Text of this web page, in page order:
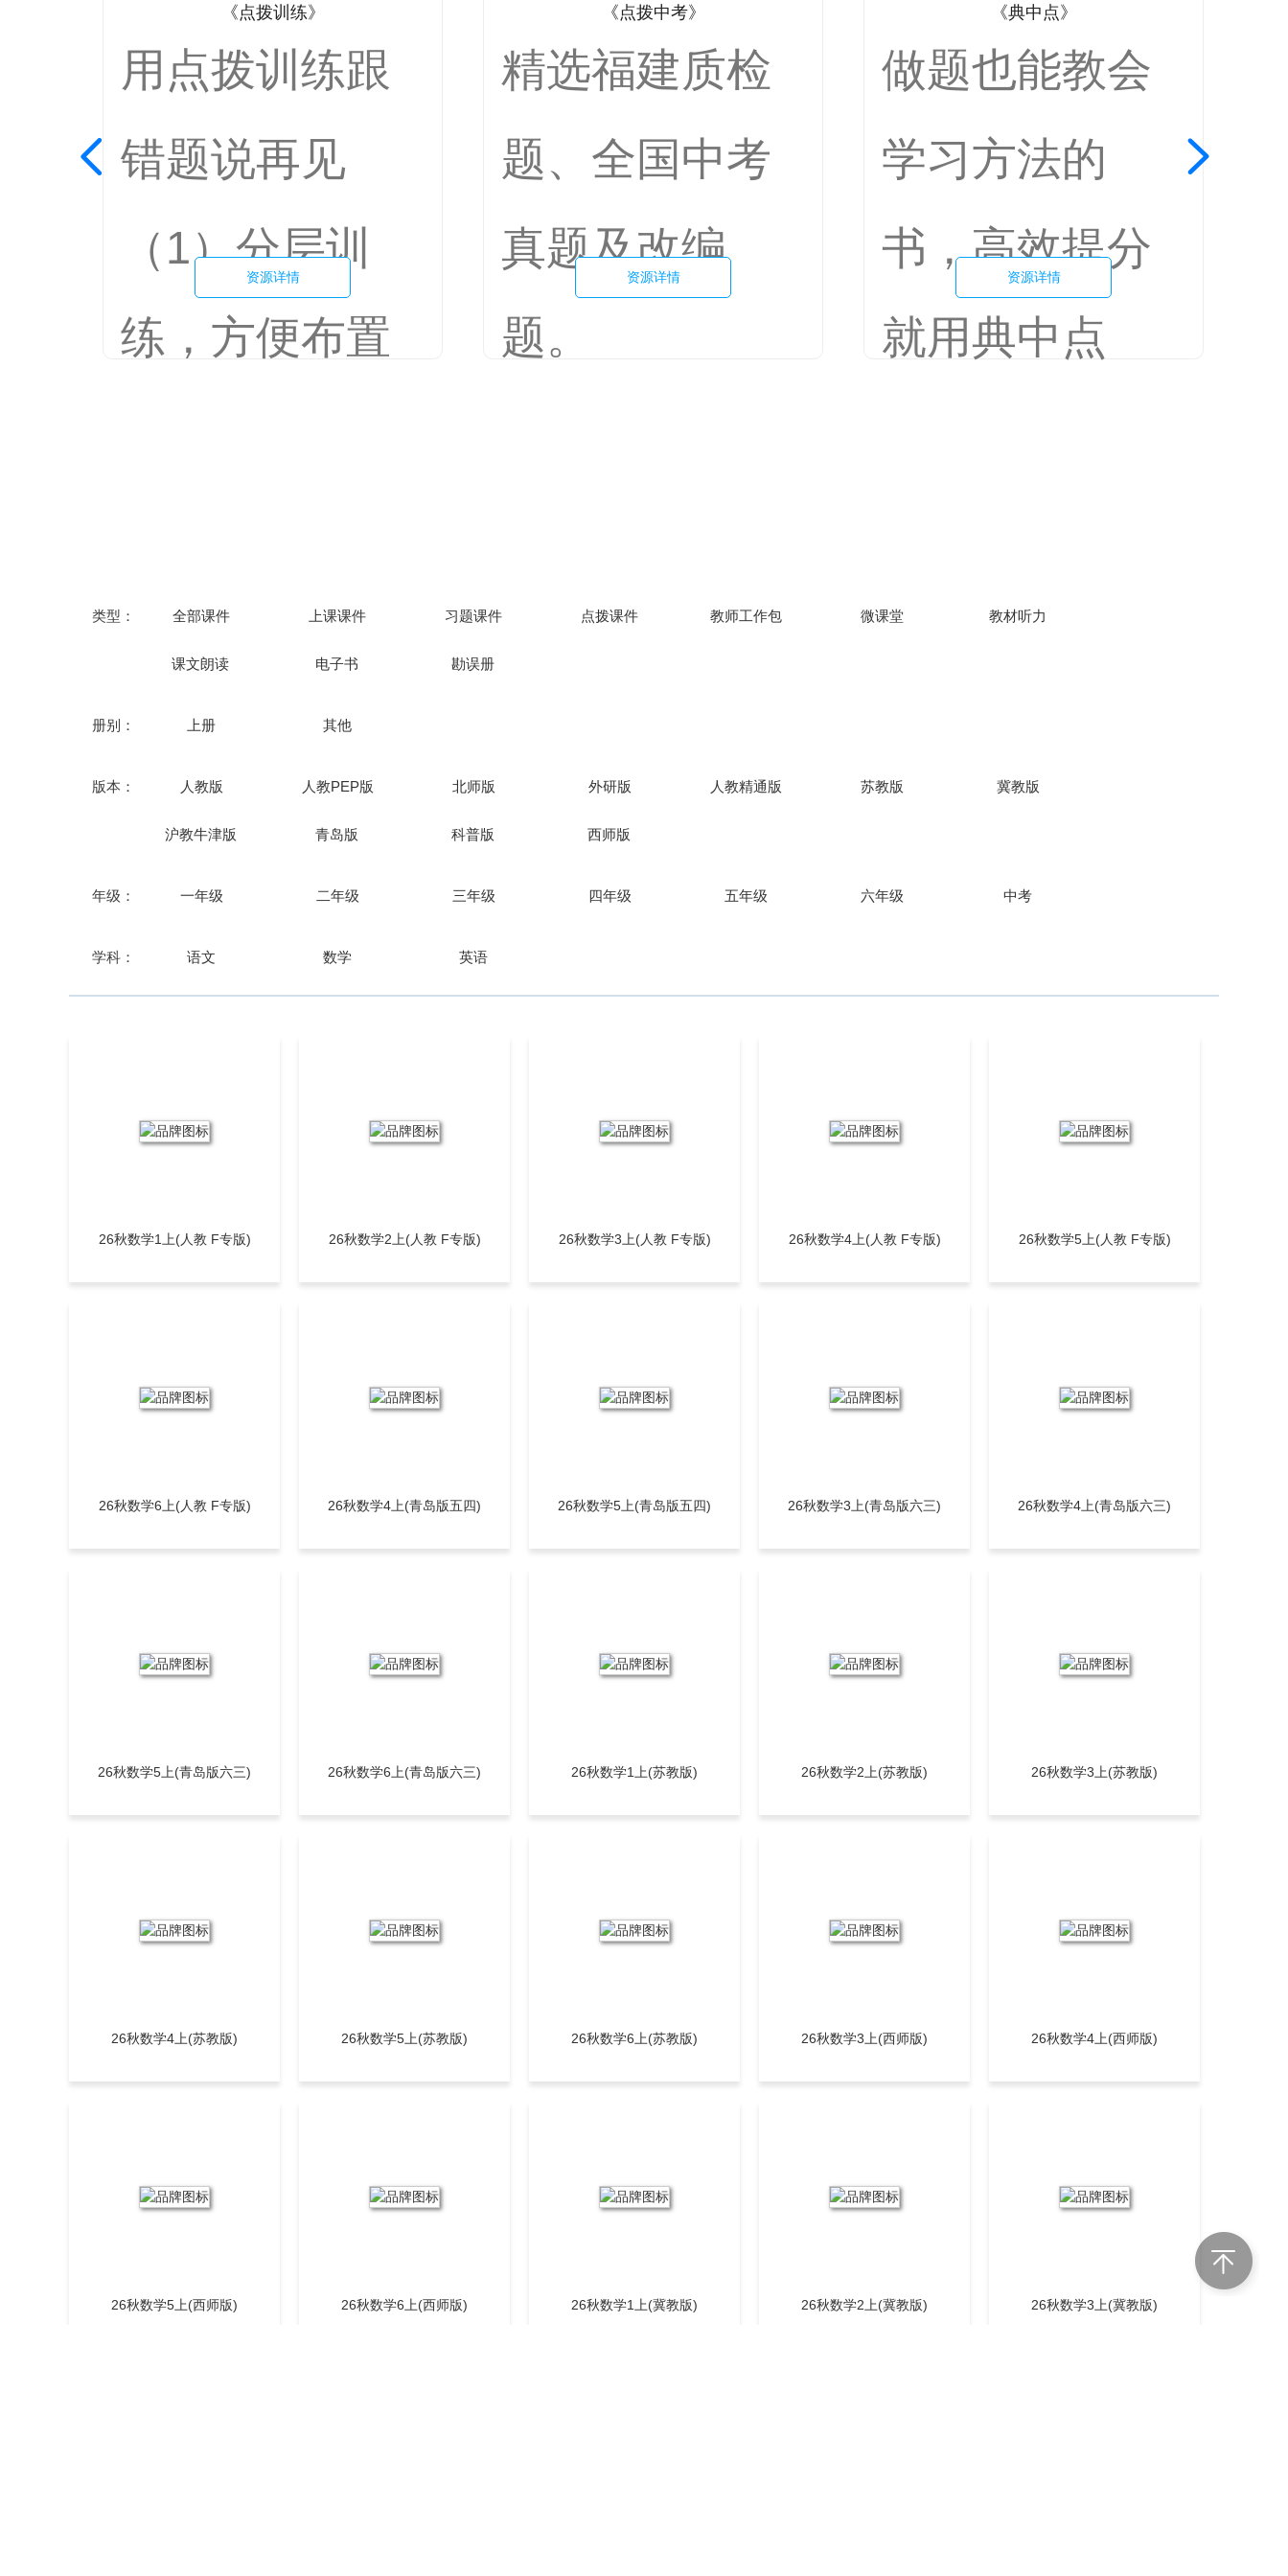
练跟
见
布置
实立
题、
方向
效提
精选福建质检
题、全国中考
真题及改编
题。
创设真实情境
 
做题也能教会
学习方法的
书，高效提分
贯穿、题好题
整体练习，课
能，提分有
法、聚焦新
《点拨》，不
忘初心——倡
导健康学习。
（1）批注式
（2）重视方
（3）传承传
类型： 全部课件 上课课件 习题课件 点拨课件 教师工作包 微课堂 教材听力
课文朗读 电子书 勘误册
册别： 上册 其他
版本： 人教版 人教PEP版 北师版 外研版 人教精通版 苏教版 冀教版
沪教牛津版 青岛版 科普版 西师版
年级： 一年级 二年级 三年级 四年级 五年级 六年级 中考
学科： 语文 数学 英语
26秋数学1上(人教 F专版) 26秋数学2上(人教 F专版) 26秋数学3上(人教 F专版) 26秋数学4上(人教 F专版) 26秋数学5上(人教 F专版)
26秋数学6上(人教 F专版) 26秋数学4上(青岛版五四) 26秋数学5上(青岛版五四) 26秋数学3上(青岛版六三) 26秋数学4上(青岛版六三)
26秋数学5上(青岛版六三) 26秋数学6上(青岛版六三) 26秋数学1上(苏教版) 26秋数学2上(苏教版) 26秋数学3上(苏教版)
26秋数学4上(苏教版) 26秋数学5上(苏教版) 26秋数学6上(苏教版) 26秋数学3上(西师版) 26秋数学4上(西师版)
26秋数学5上(西师版) 26秋数学6上(西师版) 26秋数学1上(冀教版) 26秋数学2上(冀教版) 26秋数学3上(冀教版)